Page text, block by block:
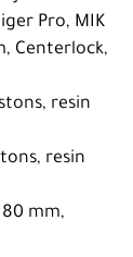
Pro, MIK
Centerlock,
resin
resin
mm,